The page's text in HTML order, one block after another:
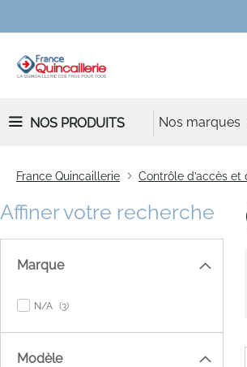
NOS PRODUITS Nos marques
France Quincaillerie Contrôle d’accès et
Affiner votre recherche
Marque
N/A 3items
Modèle